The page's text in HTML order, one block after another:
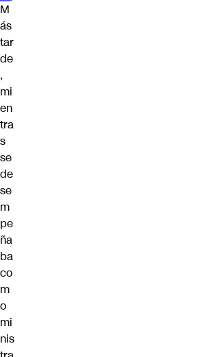
M
ás
tar
de
,
mi
en
tra
s
se
de
se
m
pe
ña
ba
co
m
o
mi
nis